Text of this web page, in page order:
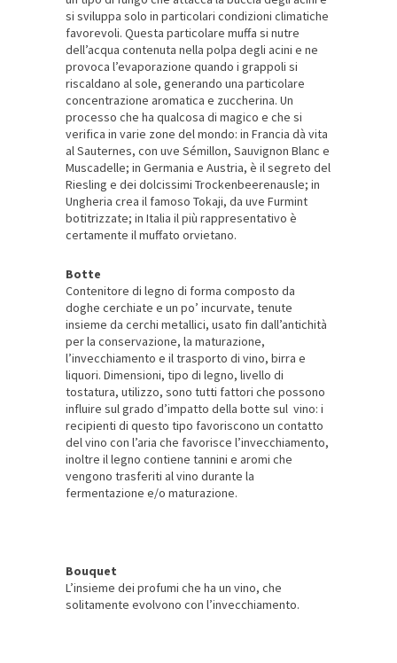
si sviluppa solo in particolari condizioni climatiche
favorevoli. Questa particolare muffa si nutre
dell’acqua contenuta nella polpa degli acini e ne
provoca l’evaporazione quando i grappoli si
riscaldano al sole, generando una particolare
concentrazione aromatica e zuccherina. Un
processo che ha qualcosa di magico e che si
verifica in varie zone del mondo: in Francia dà vita
al Sauternes, con uve Sémillon, Sauvignon Blanc e
Muscadelle; in Germania e Austria, è il segreto del
Riesling e dei dolcissimi Trockenbeerenausle; in
Ungheria crea il famoso Tokaji, da uve Furmint
botitrizzate; in Italia il più rappresentativo è
certamente il muffato orvietano.
Botte
Contenitore di legno di forma composto da
doghe cerchiate e un po’ incurvate, tenute
insieme da cerchi metallici, usato fin dall’antichità
per la conservazione, la maturazione,
l’invecchiamento e il trasporto di vino, birra e
liquori. Dimensioni, tipo di legno, livello di
tostatura, utilizzo, sono tutti fattori che possono
influire sul grado d’impatto della botte sul vino: i
recipienti di questo tipo favoriscono un contatto
del vino con l’aria che favorisce l’invecchiamento,
inoltre il legno contiene tannini e aromi che
vengono trasferiti al vino durante la
fermentazione e/o maturazione.
Bouquet
L’insieme dei profumi che ha un vino, che
solitamente evolvono con l’invecchiamento.